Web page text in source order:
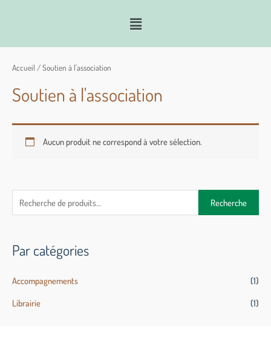
Recherche
Par catégories
Accompagnements (1)
Librairie (1)
Accueil / Soutien à l'association
Soutien à l'association
Aucun produit ne correspond à votre sélection.